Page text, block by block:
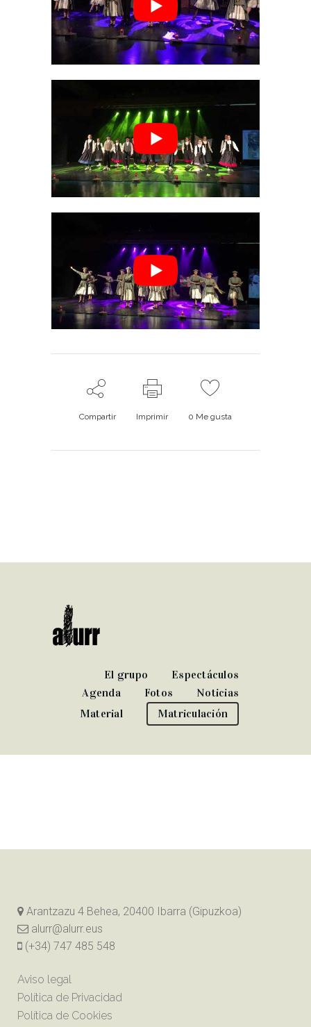
Compartir Imprimir 0 Me gusta
El grupo
Espectáculos
Agenda
Fotos
Noticias
Material
Matriculación
Arantzazu 4 Behea, 20400 Ibarra (Gipuzkoa)
alurr@alurr.eus
(+34) 747 485 548
Aviso legal
Política de Privacidad
Política de Cookies